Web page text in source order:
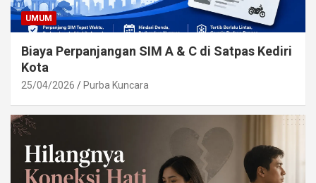
UMUM
Biaya Perpanjangan SIM A & C di Satpas Kediri
Kota
25/04/2026 Purba Kuncara